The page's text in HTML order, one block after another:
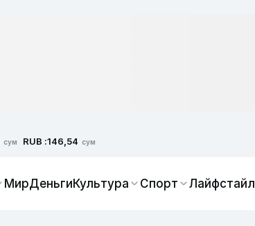
сум RUB :146,54 сум
МирДеньгиКультура Спорт Лайфстайл